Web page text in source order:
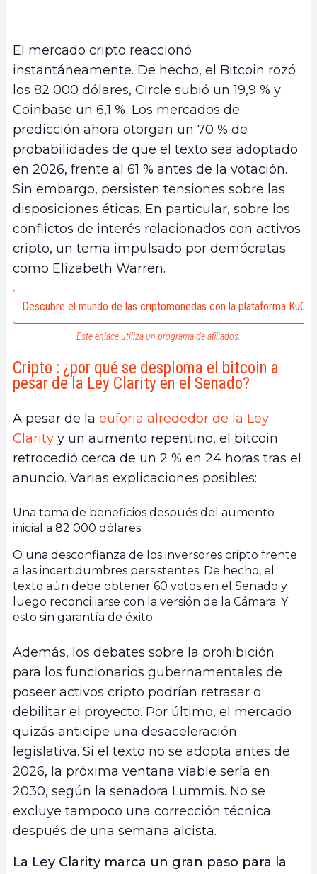
El mercado cripto reaccionó
instantáneamente. De hecho, el Bitcoin rozó
los 82 000 dólares, Circle subió un 19,9 % y
Coinbase un 6,1 %. Los mercados de
predicción ahora otorgan un 70 % de
probabilidades de que el texto sea adoptado
en 2026, frente al 61 % antes de la votación.
Sin embargo, persisten tensiones sobre las
disposiciones éticas. En particular, sobre los
conflictos de interés relacionados con activos
cripto, un tema impulsado por demócratas
como Elizabeth Warren.
Descubre el mundo de las criptomonedas con la plataforma
Este enlace utiliza un programa de afiliados.
Cripto : ¿por qué se desploma el bitcoin a
pesar de la Ley Clarity en el Senado?
A pesar de la euforia alrededor de la Ley
Clarity y un aumento repentino, el bitcoin
retrocedió cerca de un 2 % en 24 horas tras el
anuncio. Varias explicaciones posibles:
Una toma de beneficios después del aumento
inicial a 82 000 dólares;
O una desconfianza de los inversores cripto frente
a las incertidumbres persistentes. De hecho, el
texto aún debe obtener 60 votos en el Senado y
luego reconciliarse con la versión de la Cámara. Y
esto sin garantía de éxito.
Además, los debates sobre la prohibición
para los funcionarios gubernamentales de
poseer activos cripto podrían retrasar o
debilitar el proyecto. Por último, el mercado
quizás anticipe una desaceleración
legislativa. Si el texto no se adopta antes de
2026, la próxima ventana viable sería en
2030, según la senadora Lummis. No se
excluye tampoco una corrección técnica
después de una semana alcista.
La Ley Clarity marca un gran paso para la